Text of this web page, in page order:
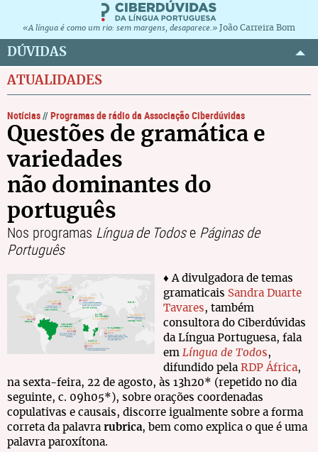
«A língua é como um rio: sem margens, desaparece.» João Carreira Bom
DÚVIDAS
ATUALIDADES
Notícias//Programas de rádio da Associação Ciberdúvidas
Questões de gramática e
variedades
não dominantes do
português
Nos programas Língua de Todose Páginas de
Português
♦ A divulgadora de temas
gramaticais Sandra Duarte
Tavares, também
consultora do Ciberdúvidas
da Língua Portuguesa, fala
em Língua de Todos,
difundido pela RDP África,
na sexta-feira, 22 de agosto, às 13h20* (repetido no dia
seguinte, c. 09h05*), sobre orações coordenadas
copulativas e causais, discorre igualmente sobre a forma
correta da palavra rubrica, bem como explica o que é uma
palavra paroxítona.